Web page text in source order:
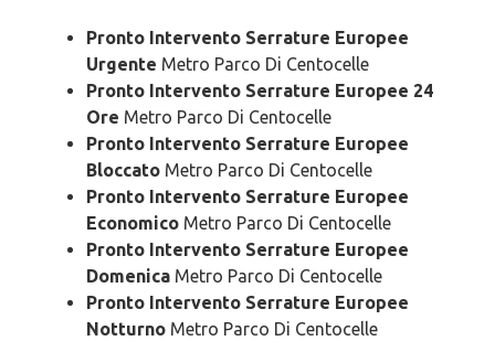
Pronto Intervento Serrature Europee
Urgente Metro Parco Di Centocelle
Pronto Intervento Serrature Europee 24
Ore Metro Parco Di Centocelle
Pronto Intervento Serrature Europee
Bloccato Metro Parco Di Centocelle
Pronto Intervento Serrature Europee
Economico Metro Parco Di Centocelle
Pronto Intervento Serrature Europee
Domenica Metro Parco Di Centocelle
Pronto Intervento Serrature Europee
Notturno Metro Parco Di Centocelle